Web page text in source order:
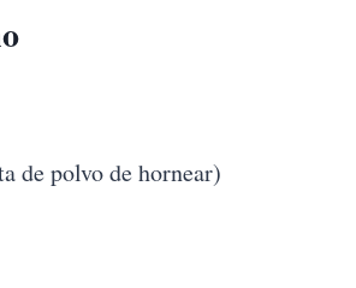
de polvo de hornear)